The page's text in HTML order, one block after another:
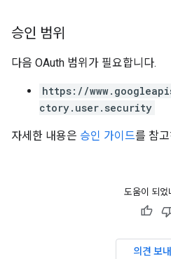
승인 범위
다음 OAuth 범위가 필요합니다.
https://
ctory.user.security
자세한 내용은 승인 가이드를 참
도움이 되었
의견 보